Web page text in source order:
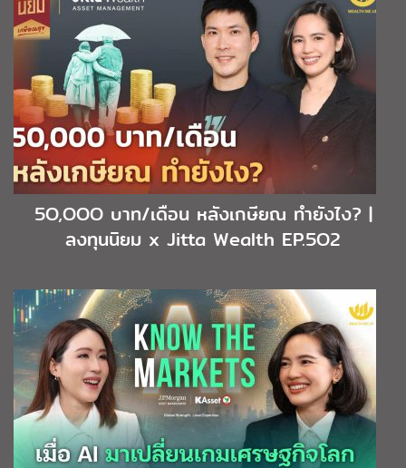
5O,OOO บาท/เดือน หลังเกษียณ ทำยังไง? |
ลงทุนนิยม x Jitta Wealth EP.5O2